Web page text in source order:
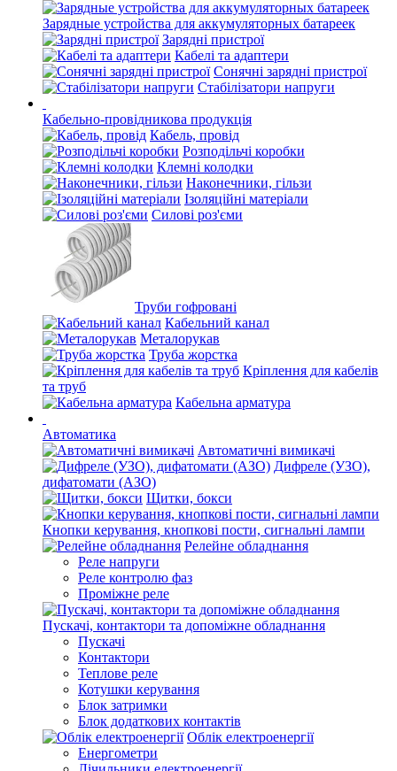
Зарядные устройства для аккумуляторных батареек
Зарядні пристрої
Кабелі та адаптери
Сонячні зарядні пристрої
Стабілізатори напруги
Кабельно-провідникова продукція
Кабель, провід
Розподільчі коробки
Клемні колодки
Наконечники, гільзи
Ізоляційні матеріали
Силові роз'єми
Труби гофровані
Кабельний канал
Металорукав
Труба жорстка
Кріплення для кабелів
та труб
Кабельна арматура
Автоматика
Автоматичні вимикачі
Дифреле (УЗО),
дифатомати (АЗО)
Щитки, бокси
Кнопки керування, кнопкові пости, сигнальні лампи
Релейне обладнання
Реле напруги
Реле контролю фаз
Проміжне реле
Пускачі, контактори та допоміжне обладнання
Пускачі
Контактори
Теплове реле
Котушки керування
Блок затримки
Блок додаткових контактів
Облік електроенергії
Енергометри